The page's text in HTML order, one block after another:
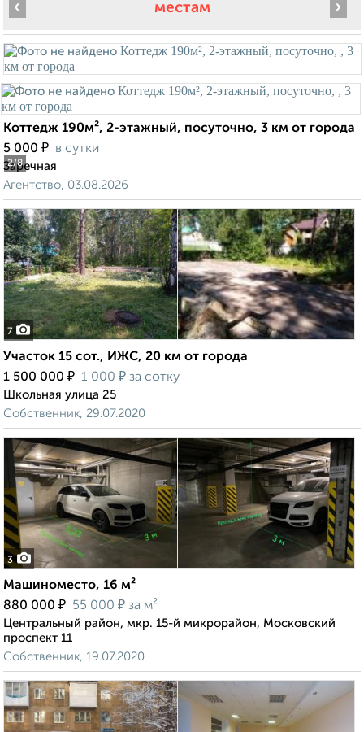
местам
2/8
‹ ›
Коттедж 190м², 2-этажный, посуточно, 3 км от города
5 000 ₽ в сутки
Заречная
Агентство, 03.08.2026
7
Участок 15 сот., ИЖС, 20 км от города
1 500 000 ₽ 1 000 ₽ за сотку
Школьная улица 25
Собственник, 29.07.2020
3
Машиноместо, 16 м²
880 000 ₽ 55 000 ₽ за м²
Центральный район, мкр. 15-й микрорайон, Московский
проспект 11
Собственник, 19.07.2020